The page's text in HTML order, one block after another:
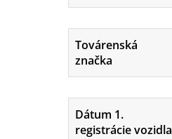
Továrenská
značka
Dátum 1.
registrácie vozidla